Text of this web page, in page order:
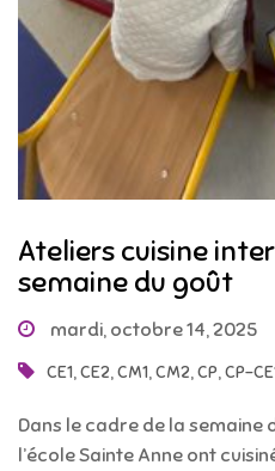
Ateliers cuisine
semaine du goût
mardi, octobre 14, 2025
CE1,CE2,CM1,CM2,CP,CP-
Dans le cadre de la semaine
l’école Sainte Anne ont